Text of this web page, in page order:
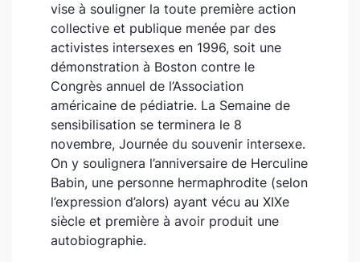
vise à souligner la toute première action
collective et publique menée par des
activistes intersexes en 1996, soit une
démonstration à Boston contre le
Congrès annuel de l’Association
américaine de pédiatrie. La Semaine de
sensibilisation se terminera le 8
novembre, Journée du souvenir intersexe.
On y soulignera l’anniversaire de Herculine
Babin, une personne hermaphrodite (selon
l’expression d’alors) ayant vécu au XIXe
siècle et première à avoir produit une
autobiographie.